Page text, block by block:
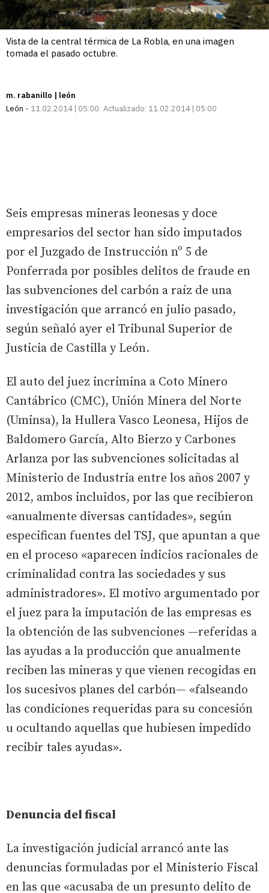
Vista de la central térmica de La Robla, en una imagen
tomada el pasado octubre.
m. rabanillo | león
León
11.02.2014 | 05:00 Actualizado: 11.02.2014 | 05:00
Seis empresas mineras leonesas y doce
empresarios del sector han sido imputados
por el Juzgado de Instrucción nº 5 de
Ponferrada por posibles delitos de fraude en
las subvenciones del carbón a raíz de una
investigación que arrancó en julio pasado,
según señaló ayer el Tribunal Superior de
Justicia de Castilla y León.
El auto del juez incrimina a Coto Minero
Cantábrico (CMC), Unión Minera del Norte
(Uminsa), la Hullera Vasco Leonesa, Hijos de
Baldomero García, Alto Bierzo y Carbones
Arlanza por las subvenciones solicitadas al
Ministerio de Industria entre los años 2007 y
2012, ambos incluidos, por las que recibieron
«anualmente diversas cantidades», según
especifican fuentes del TSJ, que apuntan a que
en el proceso «aparecen indicios racionales de
criminalidad contra las sociedades y sus
administradores». El motivo argumentado por
el juez para la imputación de las empresas es
la obtención de las subvenciones —referidas a
las ayudas a la producción que anualmente
reciben las mineras y que vienen recogidas en
los sucesivos planes del carbón— «falseando
las condiciones requeridas para su concesión
u ocultando aquellas que hubiesen impedido
recibir tales ayudas».
Denuncia del fiscal
La investigación judicial arrancó ante las
denuncias formuladas por el Ministerio Fiscal
en las que «acusaba de un presunto delito de